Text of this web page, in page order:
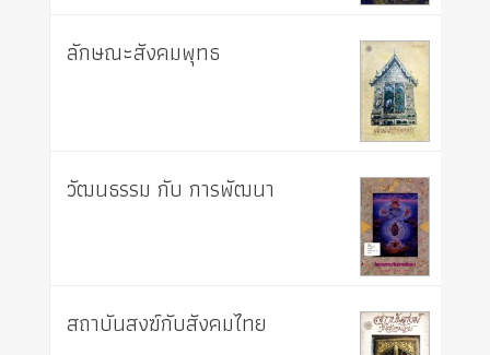
ลักษณะสังคมพุทธ
วัฒนธรรม กับ การพัฒนา
สถาบันสงฆ์กับสังคมไทย